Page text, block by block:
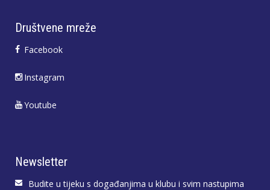
Društvene mreže
Facebook
Instagram
Youtube
Newsletter
Budite u tijeku s događanjima u klubu i svim nastupima